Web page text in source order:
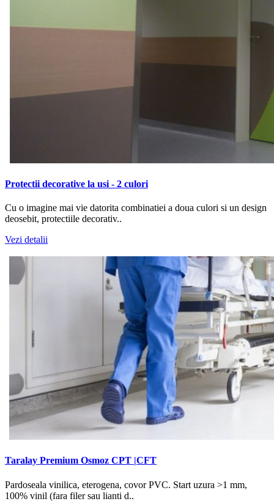
Protectii decorative la usi - 2 culori
Cu o imagine mai vie datorita combinatiei a doua culori si un design
deosebit, protectiile decorativ..
Vezi detalii
Taralay Premium Osmoz CPT |CFT
Pardoseala vinilica, eterogena, covor PVC. Start uzura >1 mm,
100% vinil (fara filer sau lianti d..